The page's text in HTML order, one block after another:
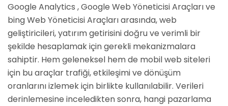
Google Analytics , Google Web Yöneticisi Araçları ve
bing Web Yöneticisi Araçları arasında, web
geliştiricileri, yatırım getirisini doğru ve verimli bir
şekilde hesaplamak için gerekli mekanizmalara
sahiptir. Hem geleneksel hem de mobil web siteleri
için bu araçlar trafiği, etkileşimi ve dönüşüm
oranlarını izlemek için birlikte kullanılabilir. Verileri
derinlemesine inceledikten sonra, hangi pazarlama